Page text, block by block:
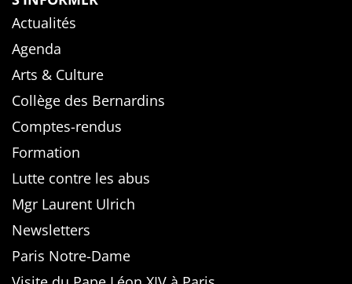
Actualités
Agenda
Arts & Culture
Collège des Bernardins
Comptes-rendus
Formation
Lutte contre les abus
Mgr Laurent Ulrich
Newsletters
Paris Notre-Dame